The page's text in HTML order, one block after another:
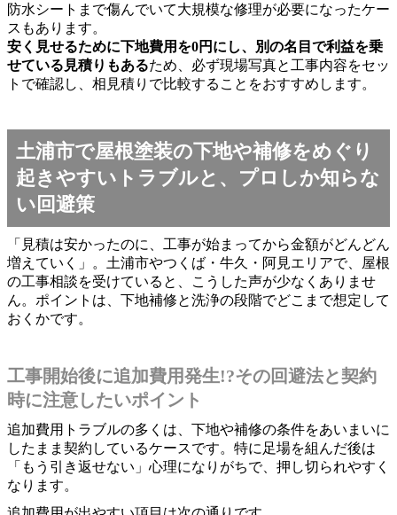
防水シートまで傷んでいて大規模な修理が必要になったケー
スもあります。
安く見せるために下地費用を0円にし、別の名目で利益を乗
せている見積りもあるため、必ず現場写真と工事内容をセッ
トで確認し、相見積りで比較することをおすすめします。
土浦市で屋根塗装の下地や補修をめぐり
起きやすいトラブルと、プロしか知らな
い回避策
「見積は安かったのに、工事が始まってから金額がどんどん
増えていく」。土浦市やつくば・牛久・阿見エリアで、屋根
の工事相談を受けていると、こうした声が少なくありませ
ん。ポイントは、下地補修と洗浄の段階でどこまで想定して
おくかです。
工事開始後に追加費用発生!?その回避法と契約
時に注意したいポイント
追加費用トラブルの多くは、下地や補修の条件をあいまいに
したまま契約しているケースです。特に足場を組んだ後は
「もう引き返せない」心理になりがちで、押し切られやすく
なります。